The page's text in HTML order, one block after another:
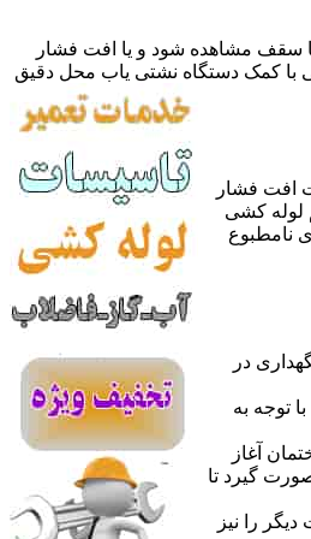
سقف مشاهده شود و یا افت فشار
با کمک دستگاه نشتی یاب محل دقیق
افت فشار
لوله کشی
نامطبوع
در
توجه به
آغاز
گیرد تا
را نیز